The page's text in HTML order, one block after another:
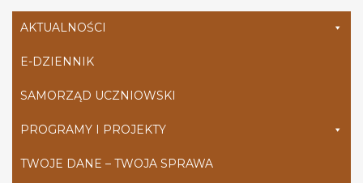
AKTUALNOŚCI
E-DZIENNIK
SAMORZĄD UCZNIOWSKI
PROGRAMY I PROJEKTY
TWOJE DANE – TWOJA SPRAWA